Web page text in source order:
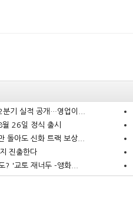
기 실적 공개…영업이...
26일 정식 출시
아도 신화 트랙 보상...
진출한다
? '교토 재너두 -앵화...